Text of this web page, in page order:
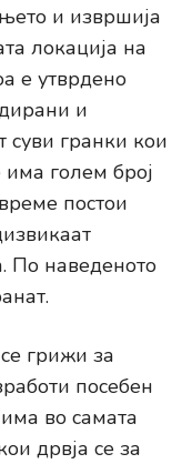
и извршија
локација на
е утврдено
и
суви гранки кои
има голем број
постои
По наведеното
грижи за
посебен
во самата
дрвја се за